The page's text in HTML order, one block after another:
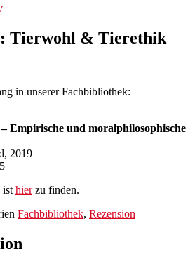
Tierwohl & Tierethik
in unserer Fachbibliothek:
Empirische und moralphilosophische
2019
ist hierzu finden.
Fachbibliothek, Rezension